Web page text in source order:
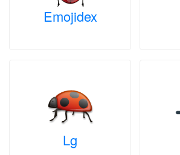
Emojidex
Lg